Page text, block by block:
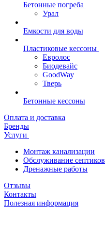
Бетонные погреба
Урал
Емкости для воды
Пластиковые кессоны
Евролос
Биодевайс
GoodWay
Тверь
Бетонные кессоны
Оплата и доставка
Бренды
Услуги
Монтаж канализации
Обслуживание септиков
Дренажные работы
Отзывы
Контакты
Полезная информация